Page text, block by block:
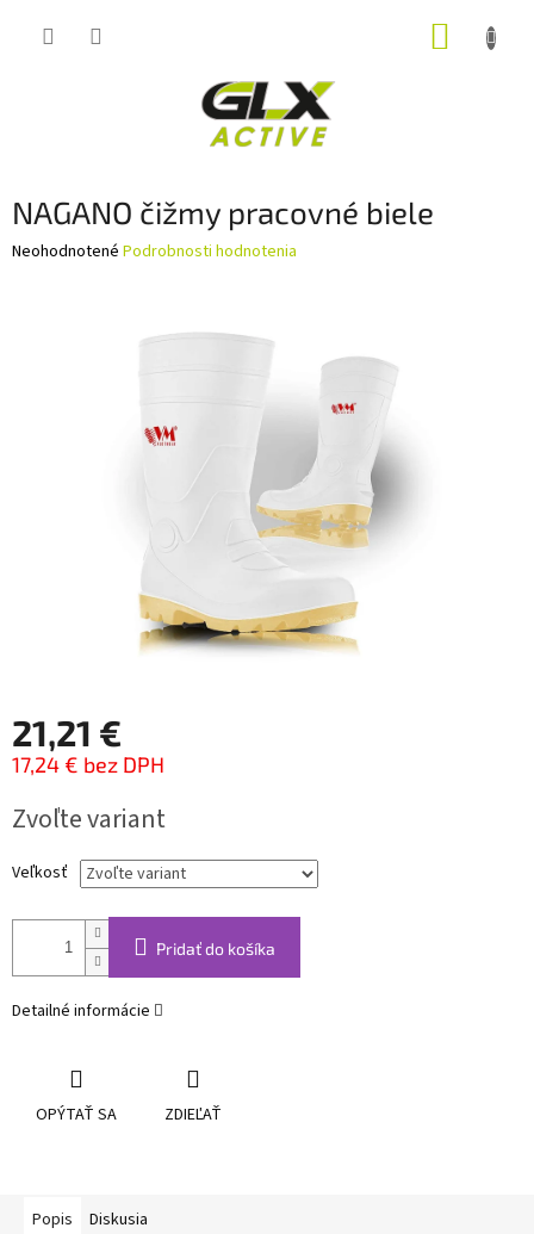
NAGANO čižmy pracovné biele
Priemerné
Neohodnotené Podrobnosti hodnotenia
21,21 €
17,24 € bez DPH
cena:
Zvoľte variant
Veľkosť
Pridať do košíka
Detailné informácie
OPÝTAŤ SA ZDIEĽAŤ
Popis Diskusia